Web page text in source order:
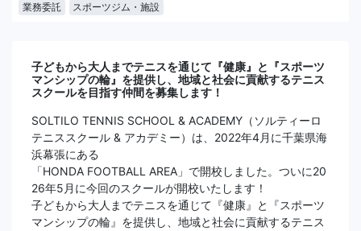
業務委託 スポーツジム・施設
子どもから大人までテニスを通じて『健康』と『スポーツ
マンシップの輪』を提供し、地域と社会に貢献するテニス
スクールを目指す仲間を募集します！
SOLTILO TENNIS SCHOOL & ACADEMY（ソルティーロ
テニススクール & アカデミー）は、2022年4月に千葉県海
浜幕張にある
「HONDA FOOTBALL AREA」で開校しました。ついに20
26年5月に今回のスクールが開校いたします！
子どもから大人までテニスを通じて『健康』と『スポーツ
マンシップの輪』を提供し、地域と社会に貢献するテニス